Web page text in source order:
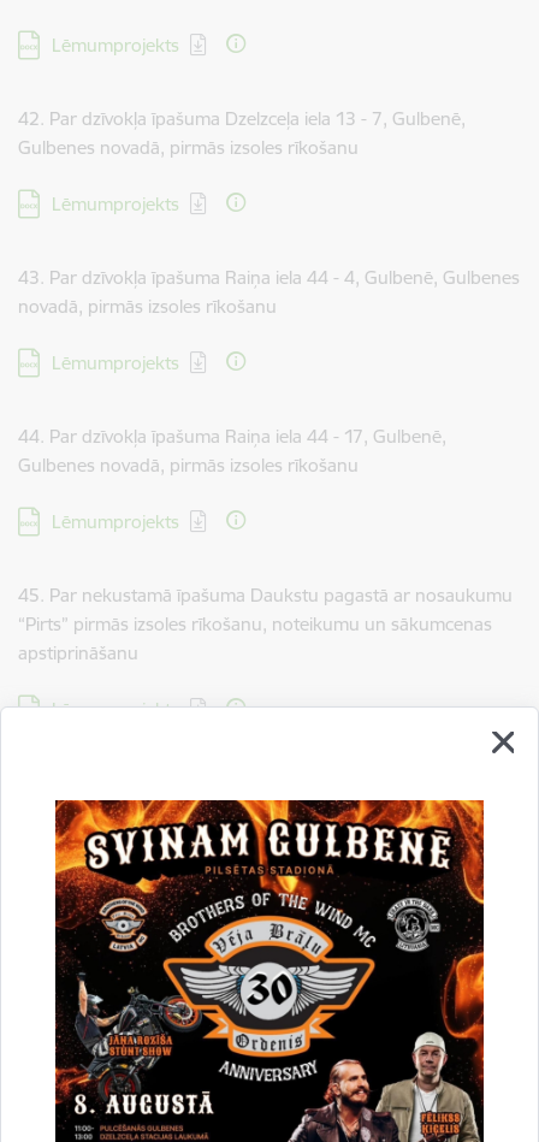
Lejupielādēt:
Lēmumprojekts
42. Par dzīvokļa īpašuma Dzelzceļa iela 13 - 7, Gulbenē,
Gulbenes novadā, pirmās izsoles rīkošanu
Lejupielādēt:
Lēmumprojekts
43. Par dzīvokļa īpašuma Raiņa iela 44 - 4, Gulbenē, Gulbenes
novadā, pirmās izsoles rīkošanu
Lejupielādēt:
Lēmumprojekts
44. Par dzīvokļa īpašuma Raiņa iela 44 - 17, Gulbenē,
Gulbenes novadā, pirmās izsoles rīkošanu
Lejupielādēt:
Lēmumprojekts
45. Par nekustamā īpašuma Daukstu pagastā ar nosaukumu
“Pirts” pirmās izsoles rīkošanu, noteikumu un sākumcenas
apstiprināšanu
Lejupielādēt:
Lēmumprojekts
“Pelašķi” pirmās izsoles rīkošanu
Lejupielādēt:
Lēmumprojekts
47.Par nekustamā īpašuma Stāmerienas pagastā ar
nosaukumu “Olīši” pirmās izsoles rīkošanu
Lejupielādēt:
Lēmumprojekts
48.Par kustamās mantas – autogreidera BGP180 (valsts
reģistrācijas numurs T5665LH), pirmās izsoles rīkošanu